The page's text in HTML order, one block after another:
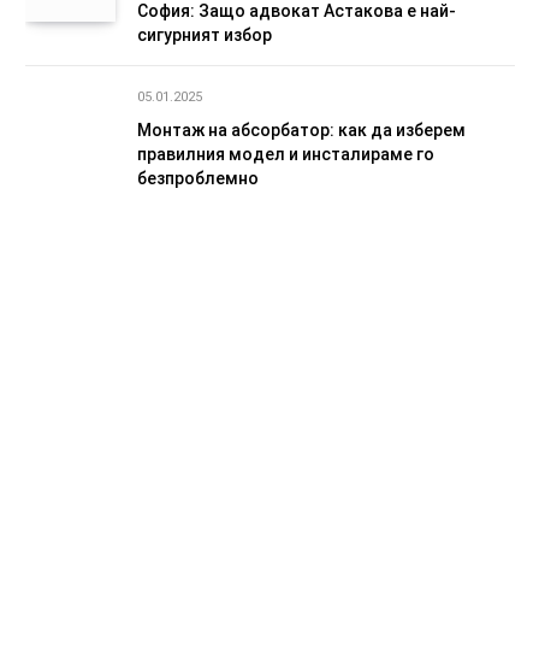
София: Защо адвокат Астакова е най-
сигурният избор
05.01.2025
Монтаж на абсорбатор: как да изберем
правилния модел и инсталираме го
безпроблемно